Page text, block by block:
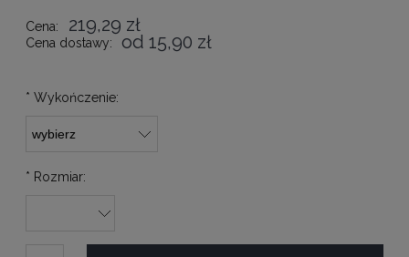
Cena: 219,29 zł
Cena dostawy: od 15,90 zł
* Wykończenie:
* Rozmiar: